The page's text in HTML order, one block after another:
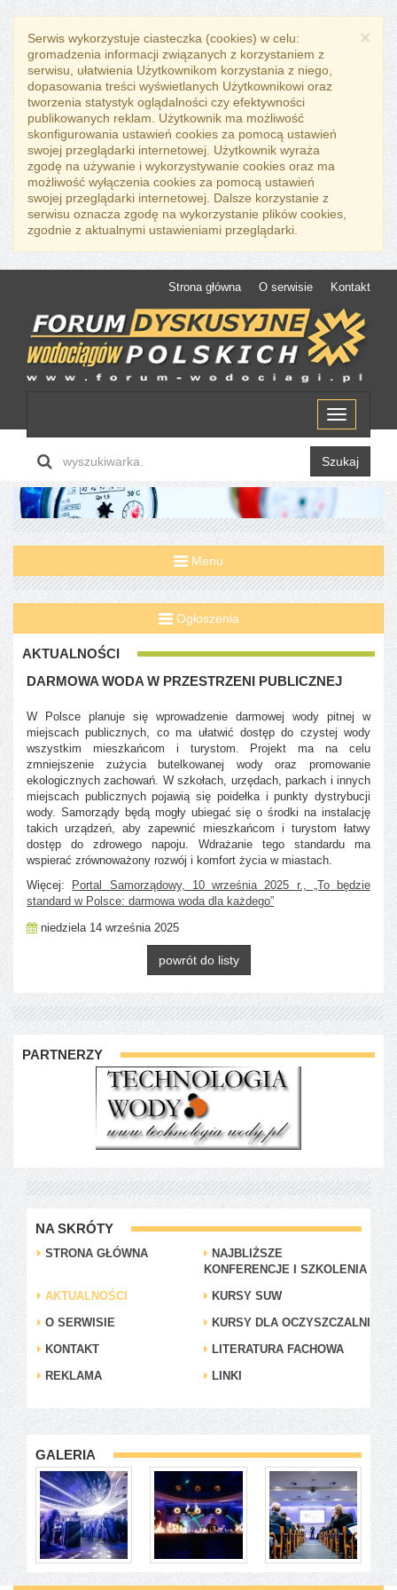
×
Serwis wykorzystuje ciasteczka (cookies) w celu:
gromadzenia informacji związanych z korzystaniem z
serwisu, ułatwienia Użytkownikom korzystania z niego,
dopasowania treści wyświetlanych Użytkownikowi oraz
tworzenia statystyk oglądalności czy efektywności
publikowanych reklam. Użytkownik ma możliwość
skonfigurowania ustawień cookies za pomocą ustawień
swojej przeglądarki internetowej. Użytkownik wyraża
zgodę na używanie i wykorzystywanie cookies oraz ma
możliwość wyłączenia cookies za pomocą ustawień
swojej przeglądarki internetowej. Dalsze korzystanie z
serwisu oznacza zgodę na wykorzystanie plików cookies,
zgodnie z aktualnymi ustawieniami przeglądarki.
Strona główna O serwisie Kontakt
Menu
Szukaj
Menu
Ogłoszenia
AKTUALNOŚCI
DARMOWA WODA W PRZESTRZENI PUBLICZNEJ
W Polsce planuje się wprowadzenie darmowej wody pitnej w
miejscach publicznych, co ma ułatwić dostęp do czystej wody
wszystkim mieszkańcom i turystom. Projekt ma na celu
zmniejszenie zużycia butelkowanej wody oraz promowanie
ekologicznych zachowań. W szkołach, urzędach, parkach i innych
miejscach publicznych pojawią się poidełka i punkty dystrybucji
wody. Samorządy będą mogły ubiegać się o środki na instalację
takich urządzeń, aby zapewnić mieszkańcom i turystom łatwy
dostęp do zdrowego napoju. Wdrażanie tego standardu ma
wspierać zrównoważony rozwój i komfort życia w miastach.
Więcej: Portal Samorządowy, 10 września 2025 r., „To będzie
standard w Polsce: darmowa woda dla każdego”
niedziela 14 września 2025
powrót do listy
PARTNERZY
NA SKRÓTY
STRONA GŁÓWNA
NAJBLIŻSZE
KONFERENCJE I SZKOLENIA
AKTUALNOŚCI
KURSY SUW
O SERWISIE
KURSY DLA OCZYSZCZALNI
KONTAKT
LITERATURA FACHOWA
REKLAMA
LINKI
GALERIA